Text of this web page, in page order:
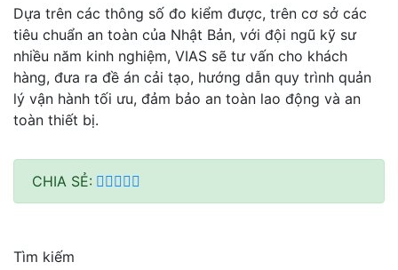
Dựa trên các thông số đo kiểm được, trên cơ sở các
tiêu chuẩn an toàn của Nhật Bản, với đội ngũ kỹ sư
nhiều năm kinh nghiệm, VIAS sẽ tư vấn cho khách
hàng, đưa ra đề án cải tạo, hướng dẫn quy trình quản
lý vận hành tối ưu, đảm bảo an toàn lao động và an
toàn thiết bị.
CHIA SẺ:
Tìm kiếm